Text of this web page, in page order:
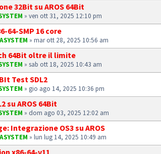
32Bit su AROS 64Bit
» ven ott 31, 2025 12:10 pm
64-SMP 16 core
» mar ott 28, 2025 10:56 am
64Bit oltre il limite
» sab ott 18, 2025 10:43 am
Test SDL2
» gio ago 14, 2025 10:36 pm
su AROS 64Bit
» dom ago 03, 2025 12:02 am
Integrazione OS3 su AROS
» lun lug 14, 2025 10:49 am
x86-64-v11